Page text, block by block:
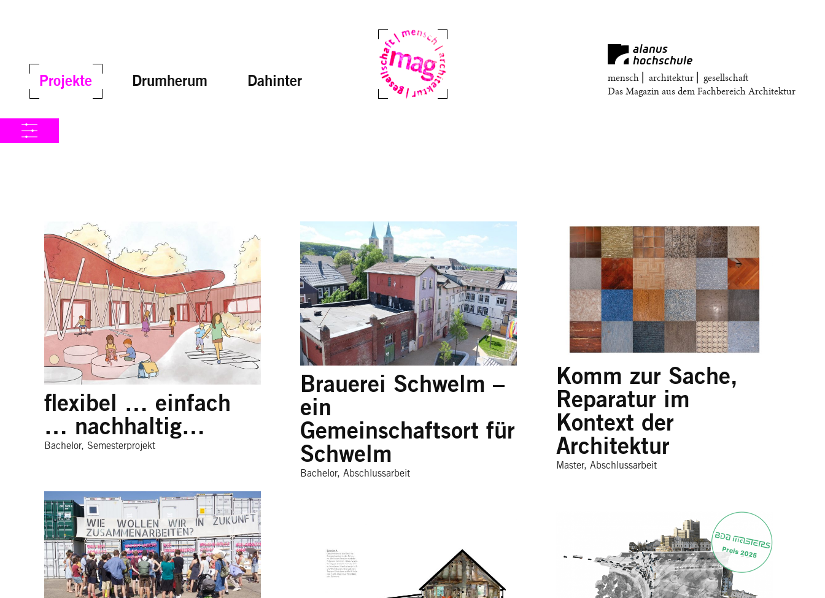
Projekte Drumherum Dahinter
Mag
mensch ⎜ architektur ⎜ gesellschaft
Das Magazin aus dem Fachbereich Architektur
flexibel … einfach
… nachhaltig…
Bachelor, Semesterprojekt
Brauerei Schwelm –
ein
Gemeinschaftsort für
Schwelm
Bachelor, Abschlussarbeit
Komm zur Sache,
Reparatur im
Kontext der
Architektur
Master, Abschlussarbeit